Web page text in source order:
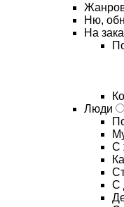
Ню,
На
Люди
С
С